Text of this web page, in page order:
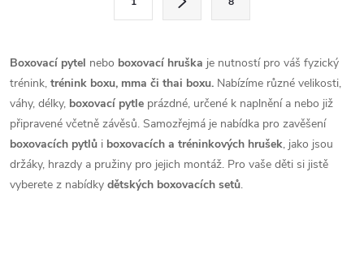
á
d
a
c
í
á
n
k
o
v
á
n
Boxovací pytel nebo boxovací hruška je nutností pro váš fyzický
trénink, trénink boxu, mma či thai boxu. Nabízíme různé velikosti,
váhy, délky, boxovací pytle prázdné, určené k naplnění a nebo již
připravené včetně závěsů. Samozřejmá je nabídka pro zavěšení
boxovacích pytlů i boxovacích a tréninkových hrušek, jako jsou
držáky, hrazdy a pružiny pro jejich montáž. Pro vaše děti si jistě
vyberete z nabídky dětských boxovacích setů.